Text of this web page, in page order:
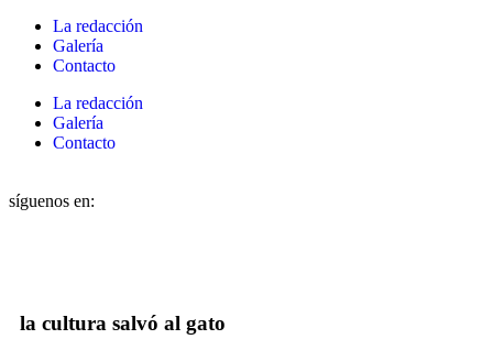
La redacción
Galería
Contacto
La redacción
Galería
Contacto
síguenos en:
la cultura salvó al gato